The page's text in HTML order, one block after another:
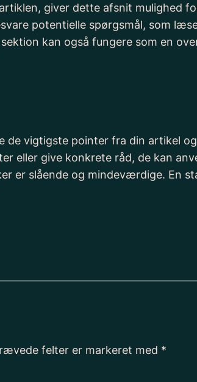
giver dette afsnit mulighed
potentielle spørgsmål, som
kan også fungere som en
de vigtigste pointer fra din artikel
eller give konkrete råd, de kan
er slående og mindeværdige. En
felter er markeret med *